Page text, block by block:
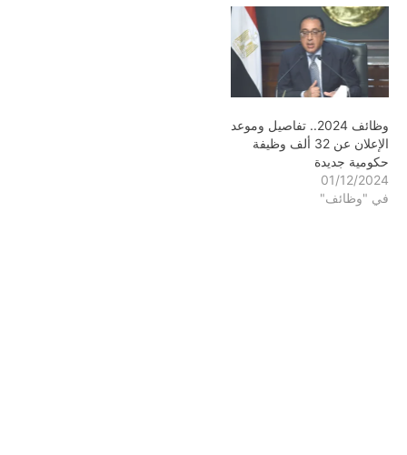
وظائف 2024.. تفاصيل وموعد
الإعلان عن 32 ألف وظيفة
حكومية جديدة
01/12/2024
في "وظائف"